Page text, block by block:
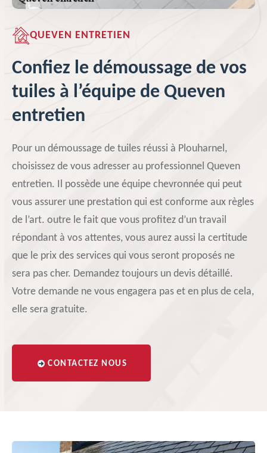
QUEVEN ENTRETIEN
Confiez le démoussage de vos
tuiles à l’équipe de Queven
entretien
Pour un démoussage de tuiles réussi à Plouharnel,
choisissez de vous adresser au professionnel Queven
entretien. Il possède une équipe chevronnée qui peut
vous assurer une prestation qui est conforme aux règles
de l’art. outre le fait que vous profitez d’un travail
répondant à vos attentes, vous aurez aussi la certitude
que le prix des services qui vous seront proposés ne
sera pas cher. Demandez toujours un devis détaillé.
Votre demande ne vous engagera pas et en plus de cela,
elle sera gratuite.
CONTACTEZ NOUS